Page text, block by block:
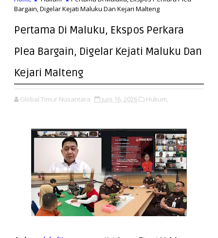
Bargain, Digelar Kejati Maluku Dan Kejari Malteng
Pertama Di Maluku, Ekspos Perkara
Plea Bargain, Digelar Kejati Maluku Dan
Kejari Malteng
Global Timur Nusantara Juni 16, 2026 Hukum,